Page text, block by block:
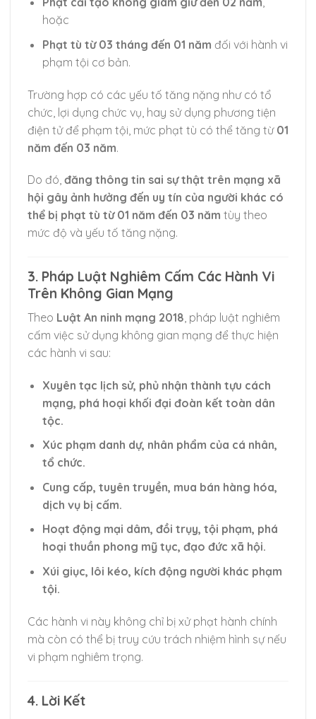
hoặc
Phạt tù từ 03 tháng đến 01 năm đối với hành vi
phạm tội cơ bản.
Trường hợp có các yếu tố tăng nặng như có tổ
chức, lợi dụng chức vụ, hay sử dụng phương tiện
điện tử để phạm tội, mức phạt tù có thể tăng từ 01
năm đến 03 năm.
Do đó, đăng thông tin sai sự thật trên mạng xã
hội gây ảnh hưởng đến uy tín của người khác có
thể bị phạt tù từ 01 năm đến 03 năm tùy theo
mức độ và yếu tố tăng nặng.
3. Pháp Luật Nghiêm Cấm Các Hành Vi
Trên Không Gian Mạng
Theo Luật An ninh mạng 2018 , pháp luật nghiêm
cấm việc sử dụng không gian mạng để thực hiện
các hành vi sau:
Xuyên tạc lịch sử, phủ nhận thành tựu cách
mạng, phá hoại khối đại đoàn kết toàn dân
tộc.
Xúc phạm danh dự, nhân phẩm của cá nhân,
tổ chức.
Cung cấp, tuyên truyền, mua bán hàng hóa,
dịch vụ bị cấm.
Hoạt động mại dâm, đồi trụy, tội phạm, phá
hoại thuần phong mỹ tục, đạo đức xã hội.
Xúi giục, lôi kéo, kích động người khác phạm
tội.
Các hành vi này không chỉ bị xử phạt hành chính
mà còn có thể bị truy cứu trách nhiệm hình sự nếu
vi phạm nghiêm trọng.
4. Lời Kết